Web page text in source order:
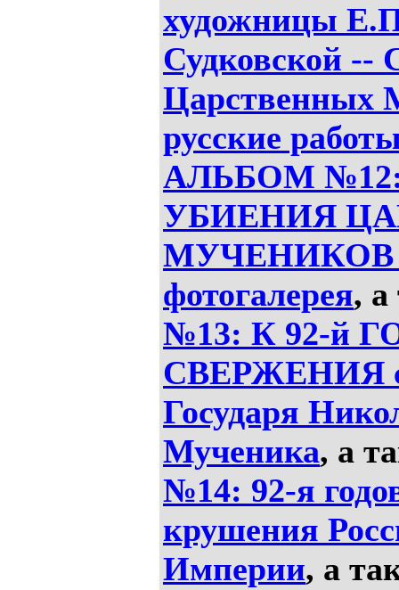
художницы
Судковской --
Царственных
русские
АЛЬБОМ №12:
УБИЕНИЯ
МУЧЕНИКОВ
фотогалерея,
№13: К 92-й
СВЕРЖЕНИЯ с
Государя
Мученика, а
№14: 92-я
крушения
Империи, а